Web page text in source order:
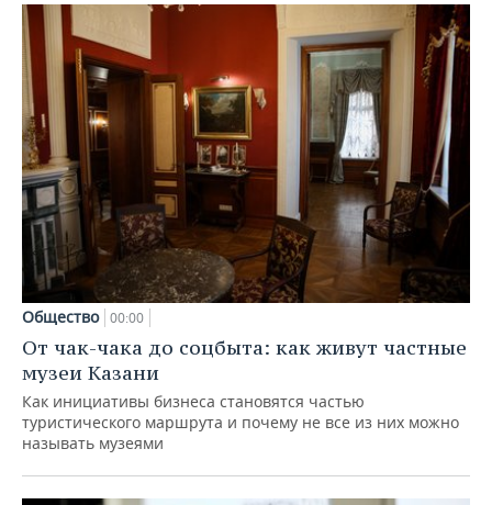
Общество 00:00
От чак-чака до соцбыта: как живут частные
музеи Казани
Как инициативы бизнеса становятся частью
туристического маршрута и почему не все из них можно
называть музеями